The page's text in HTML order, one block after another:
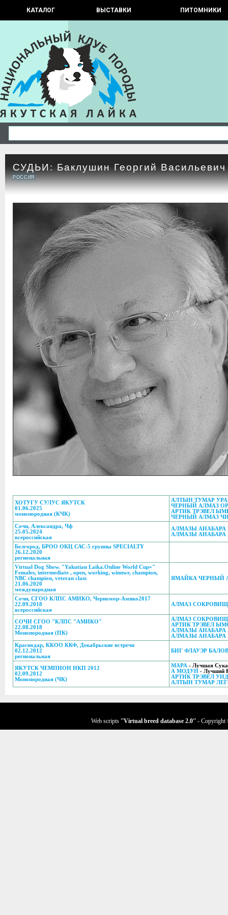
КАТАЛОГ ВЫСТАВКИ ПИТОМНИКИ
СУДЬИ: Баклушин Георгий Васильевич
РОССИЯ
ХОТУГУ СУЛУС ЯКУТСК
01.06.2025
монопородная (КЧК)
АЛТЫН ТУМАР
ЧЕРНЫЙ АЛМАЗ
АРТИК ТРЭВЕЛ
ЧЕРНЫЙ АЛМАЗ
Сочи, Александра, Чф
25.05.2024
всероссийская
АЛМАЗЫ
АЛМАЗЫ АНАБАРА
Белгород, БРОО ОКЦ САС-5 группы SPECIALTY
26.12.2020
региональная
Virtual Dog Show. "Yakutian Laika.Online World Cup»"
Females, intermediate , open, working, winnwr, champion,
NBC champion, veteran class
21.06.2020
международная
ЯМАЙКА ЧЕРНЫЙ
Сочи, СГОО КЛПС АМИКО, Черномор-Амико2017
22.09.2018
всероссийская
АЛМАЗ
СОЧИ СГОО "КЛПС "АМИКО"
22.08.2018
Монопородная (ПК)
АЛМАЗ
АРТИК ТРЭВЕЛ
АЛМАЗЫ АНАБАРА
АЛМАЗЫ АНАБАРА
Краснодар, ККОО ККФ, Декабрьские встречи
02.12.2012
региональная
БИГ ФЛАУЭР
ЯКУТСК ЧЕМПИОН НКП 2012
02.09.2012
Монопородная (ЧК)
МАРА - Лучшая
А МОДУН - Лучший
АРТИК ТРЭВЕЛ
АЛТЫН ТУМАР
Web scripts ''Virtual breed database 2.0'' - Copyright